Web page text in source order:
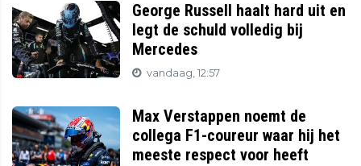
George Russell haalt hard uit en
legt de schuld volledig bij
Mercedes
vandaag, 12:57
Max Verstappen noemt de
collega F1-coureur waar hij het
meeste respect voor heeft